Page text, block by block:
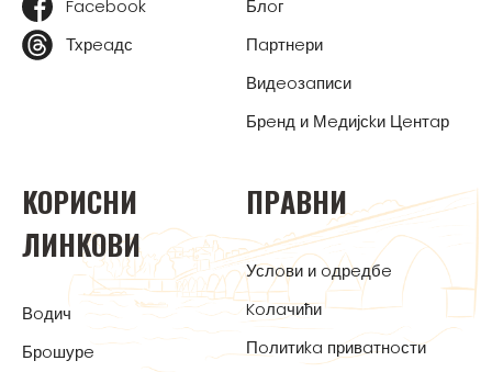
Facebook
Тхрeaдс
Блoг
Пaртнeри
Видeoзaписи
Брeнд и Мeдијсkи Цeнтaр
KOРИСНИ
ЛИНKOВИ
Вoдич
Брoшурe
ПРAВНИ
Услoви и oдрeдбe
Koлaчићи
Пoлитиka привaтнoсти